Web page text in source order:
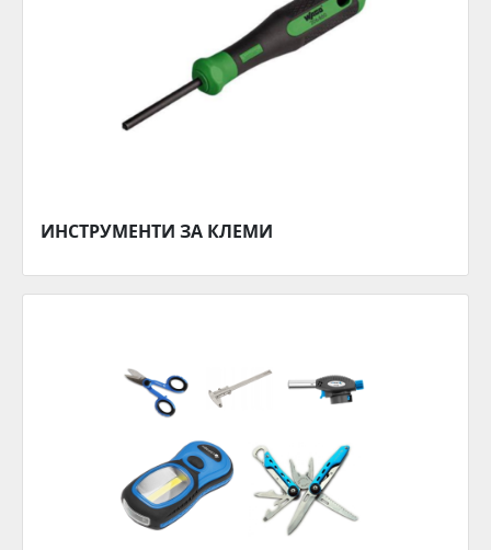
ИНСТРУМЕНТИ ЗА КЛЕМИ